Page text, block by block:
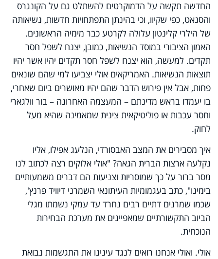
החדשה תקשה על הדמוקרטים להשתלט גם על הקונגרס
והסנאט, כפי שקיוו, וכי בהינתן התפתחויות חדשות, נשיאותה
של הילרי קלינטון עלולה לקרטע כבר מימיה הראשונים.
האמון הציבורי במוסד הנשיאות, כמובן, יצנח לשפל חסר
תקדים. למעשה, הוא יצנח לשפל חסר תקדים יהיו אשר יהיו
תוצאות הנשיאות. האמריקאים אולי יצביעו למי שהם שונאים
פחות, אבל אין פירוש הדבר שהם יהיו מאושרים ביום שאחרי,
בו יעמדו בראש מדינתם – המעצמה האחרונה – בור וולגארי
וחסר עכבות או פוליטיקאית צינית שמאמינה שהיא מעל
לחוק.
איך מסבירים את המצב האבסורדי, הנלעג אפילו, אליו
נקלעה ארצות הברית הגאה? "אולי אלוקים רצה לכתוב לנו
מסר ברור על כך שמוסריות וצניעות הם דברים משמעותיים
בימינו", כתב בעגמומיות העיתונאי השמרני דיוויד פרנץ',
שכמו שמרנים דתיים רבים נחרד עד עמקי נשמתו מגלי
הביוב התקשורתיים שמאפיינים את מערכת הבחירות
הנוכחית.
אולי. ואולי אנחנו רואים לנגד עינינו את התגשמות נבואת